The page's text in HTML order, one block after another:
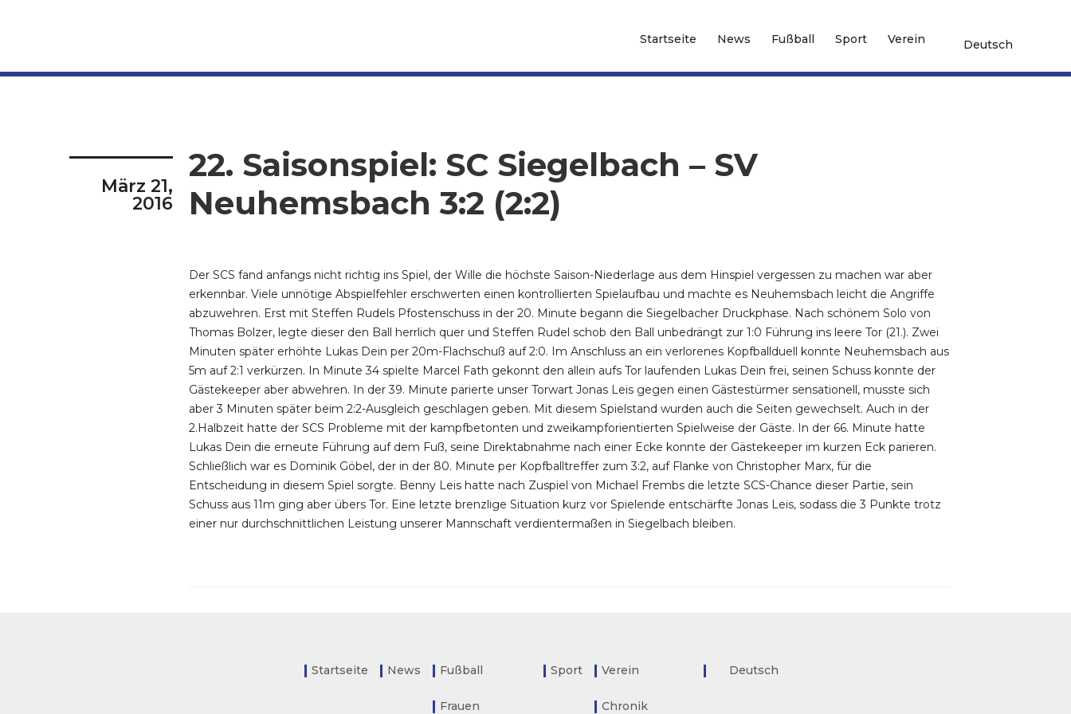
Startseite News Fußball Sport Verein Deutsch
März 21,
2016
22. Saisonspiel: SC Siegelbach – SV
Neuhemsbach 3:2 (2:2)
Der SCS fand anfangs nicht richtig ins Spiel, der Wille die höchste Saison-Niederlage aus dem Hinspiel vergessen zu machen war aber
erkennbar. Viele unnötige Abspielfehler erschwerten einen kontrollierten Spielaufbau und machte es Neuhemsbach leicht die Angriffe
abzuwehren. Erst mit Steffen Rudels Pfostenschuss in der 20. Minute begann die Siegelbacher Druckphase. Nach schönem Solo von
Thomas Bolzer, legte dieser den Ball herrlich quer und Steffen Rudel schob den Ball unbedrängt zur 1:0 Führung ins leere Tor (21.). Zwei
Minuten später erhöhte Lukas Dein per 20m-Flachschuß auf 2:0. Im Anschluss an ein verlorenes Kopfballduell konnte Neuhemsbach aus
5m auf 2:1 verkürzen. In Minute 34 spielte Marcel Fath gekonnt den allein aufs Tor laufenden Lukas Dein frei, seinen Schuss konnte der
Gästekeeper aber abwehren. In der 39. Minute parierte unser Torwart Jonas Leis gegen einen Gästestürmer sensationell, musste sich
aber 3 Minuten später beim 2:2-Ausgleich geschlagen geben. Mit diesem Spielstand wurden auch die Seiten gewechselt. Auch in der
2.Halbzeit hatte der SCS Probleme mit der kampfbetonten und zweikampforientierten Spielweise der Gäste. In der 66. Minute hatte
Lukas Dein die erneute Führung auf dem Fuß, seine Direktabnahme nach einer Ecke konnte der Gästekeeper im kurzen Eck parieren.
Schließlich war es Dominik Göbel, der in der 80. Minute per Kopfballtreffer zum 3:2, auf Flanke von Christopher Marx, für die
Entscheidung in diesem Spiel sorgte. Benny Leis hatte nach Zuspiel von Michael Frembs die letzte SCS-Chance dieser Partie, sein
Schuss aus 11m ging aber übers Tor. Eine letzte brenzlige Situation kurz vor Spielende entschärfte Jonas Leis, sodass die 3 Punkte trotz
einer nur durchschnittlichen Leistung unserer Mannschaft verdientermaßen in Siegelbach bleiben.
Startseite News Fußball
Frauen
Sport Verein
Chronik
Deutsch